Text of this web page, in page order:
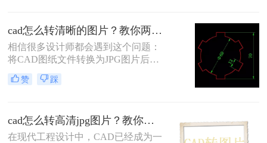
cad怎么转清晰的图片？教你两个靠谱的方法！
相信很多设计师都会遇到这个问题：
将CAD图纸文件转换为JPG图片后，
发送给客户或领导方便查看。其实将
CAD图纸文件导出图片的方法有很
图片。但通过这种方式得到的图片不
是高清的。
赞 踩
cad怎么转高清jpg图片？教你两个靠谱的方法！
在现代工程设计中，CAD已经成为一